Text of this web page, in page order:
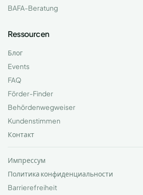
BAFA-Beratung
Ressourcen
Блог
Events
FAQ
Förder-Finder
Behördenwegweiser
Kundenstimmen
Контакт
Импрессум
Политика конфиденциальности
Barrierefreiheit